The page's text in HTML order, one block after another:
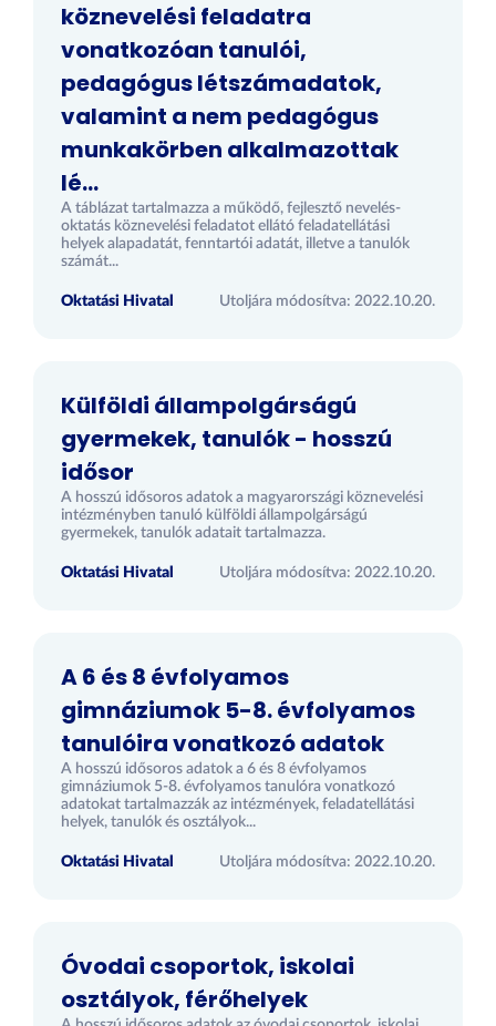
köznevelési feladatra
vonatkozóan tanulói,
pedagógus létszámadatok,
valamint a nem pedagógus
munkakörben alkalmazottak
lé...
A táblázat tartalmazza a működő, fejlesztő nevelés-
oktatás köznevelési feladatot ellátó feladatellátási
helyek alapadatát, fenntartói adatát, illetve a tanulók
számát...
Oktatási Hivatal Utoljára módosítva: 2022.10.20.
Külföldi állampolgárságú
gyermekek, tanulók - hosszú
idősor
A hosszú idősoros adatok a magyarországi köznevelési
intézményben tanuló külföldi állampolgárságú
gyermekek, tanulók adatait tartalmazza.
Oktatási Hivatal Utoljára módosítva: 2022.10.20.
A 6 és 8 évfolyamos
gimnáziumok 5-8. évfolyamos
tanulóira vonatkozó adatok
A hosszú idősoros adatok a 6 és 8 évfolyamos
gimnáziumok 5-8. évfolyamos tanulóra vonatkozó
adatokat tartalmazzák az intézmények, feladatellátási
helyek, tanulók és osztályok...
Oktatási Hivatal Utoljára módosítva: 2022.10.20.
Óvodai csoportok, iskolai
osztályok, férőhelyek